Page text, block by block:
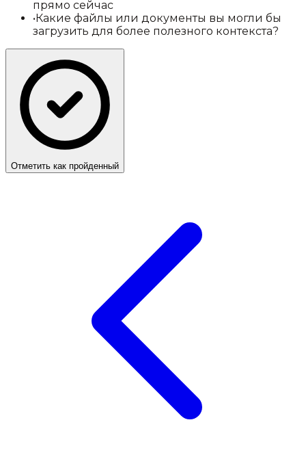
прямо сейчас
•Какие файлы или документы вы могли бы
загрузить для более полезного контекста?
Отметить как пройденный